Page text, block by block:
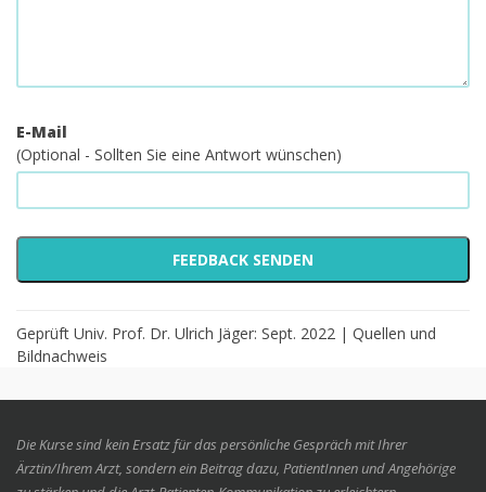
E-Mail
(Optional - Sollten Sie eine Antwort wünschen)
Geprüft Univ. Prof. Dr. Ulrich Jäger: Sept. 2022 | Quellen und
Bildnachweis
Die Kurse sind kein Ersatz für das persönliche Gespräch mit Ihrer
Ärztin/Ihrem Arzt, sondern ein Beitrag dazu, PatientInnen und Angehörige